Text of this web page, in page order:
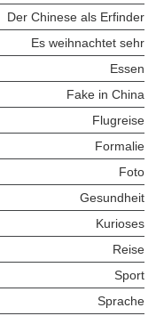
Der Chinese als Erfinder
Es weihnachtet sehr
Essen
Fake in China
Flugreise
Formalie
Foto
Gesundheit
Kurioses
Reise
Sport
Sprache